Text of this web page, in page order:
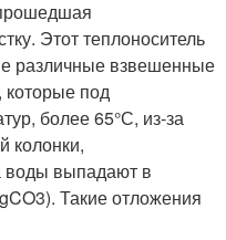
Этот теплоноситель
различные взвешенные
которые под
более 65°С, из-за
колонки,
воды выпадают в
Такие отложения